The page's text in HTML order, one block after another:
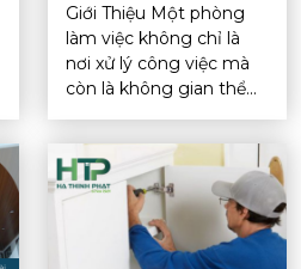
Giới Thiệu Một phòng
làm việc không chỉ là
nơi xử lý công việc mà
còn là không gian thể...